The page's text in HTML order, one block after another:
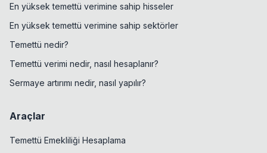
En yüksek temettü verimine sahip hisseler
En yüksek temettü verimine sahip sektörler
Temettü nedir?
Temettü verimi nedir, nasıl hesaplanır?
Sermaye artırımı nedir, nasıl yapılır?
Araçlar
Temettü Emekliliği Hesaplama